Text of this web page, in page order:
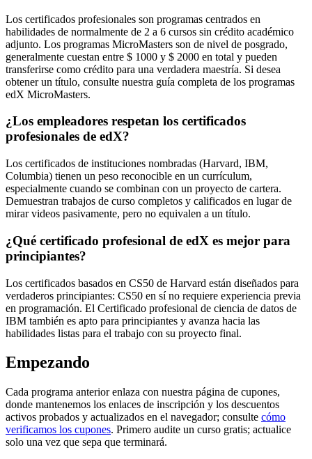
Los certificados profesionales son programas centrados en
habilidades de normalmente de 2 a 6 cursos sin crédito académico
adjunto. Los programas MicroMasters son de nivel de posgrado,
generalmente cuestan entre $ 1000 y $ 2000 en total y pueden
transferirse como crédito para una verdadera maestría. Si desea
obtener un título, consulte nuestra guía completa de los programas
edX MicroMasters.
¿Los empleadores respetan los certificados
profesionales de edX?
Los certificados de instituciones nombradas (Harvard, IBM,
Columbia) tienen un peso reconocible en un currículum,
especialmente cuando se combinan con un proyecto de cartera.
Demuestran trabajos de curso completos y calificados en lugar de
mirar videos pasivamente, pero no equivalen a un título.
¿Qué certificado profesional de edX es mejor para
principiantes?
Los certificados basados ​​en CS50 de Harvard están diseñados para
verdaderos principiantes: CS50 en sí no requiere experiencia previa
en programación. El Certificado profesional de ciencia de datos de
IBM también es apto para principiantes y avanza hacia las
habilidades listas para el trabajo con su proyecto final.
Empezando
Cada programa anterior enlaza con nuestra página de cupones,
donde mantenemos los enlaces de inscripción y los descuentos
activos probados y actualizados en el navegador; consulte cómo
verificamos los cupones. Primero audite un curso gratis; actualice
solo una vez que sepa que terminará.